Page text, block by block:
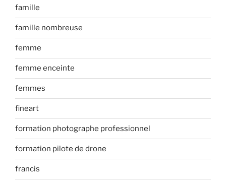
famille
famille nombreuse
femme
femme enceinte
femmes
fineart
formation photographe professionnel
formation pilote de drone
francis